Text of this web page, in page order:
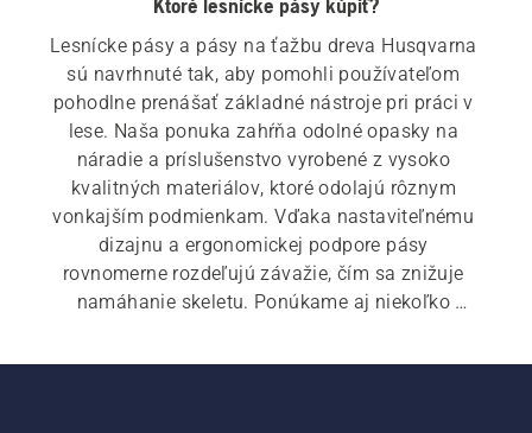
Ktoré lesnícke pásy kúpiť?
Lesnícke pásy a pásy na ťažbu dreva Husqvarna
sú navrhnuté tak, aby pomohli používateľom
pohodlne prenášať základné nástroje pri práci v
lese. Naša ponuka zahŕňa odolné opasky na
náradie a príslušenstvo vyrobené z vysoko
kvalitných materiálov, ktoré odolajú rôznym
vonkajším podmienkam. Vďaka nastaviteľnému
dizajnu a ergonomickej podpore pásy
rovnomerne rozdeľujú závažie, čím sa znižuje
namáhanie skeletu. Ponúkame aj niekoľko
práce.